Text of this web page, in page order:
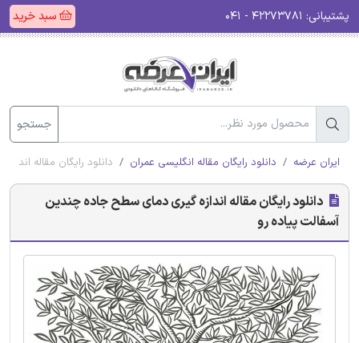
پشتیبانی: سبد خرید
جستجو
ایران عرضه دانلود رایگان مقاله انگلیسی عمران دانلود رایگان مقاله
دانلود رایگان مقاله اندازه گیری دمای سطح جاده چندین
آسفالت پیاده رو